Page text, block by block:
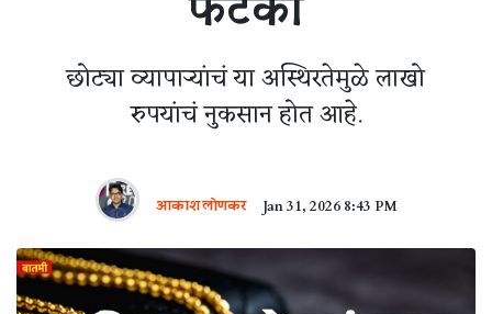
छोट्या व्यापाऱ्यांचं या अस्थिरतेमुळे लाखो
रुपयांचं नुकसान होत आहे.
आकाश लोणकर Jan 31, 2026 8:43 PM